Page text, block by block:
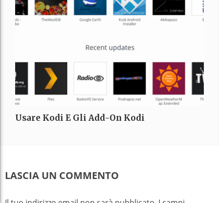
Usare Kodi E Gli Add-On Kodi
LASCIA UN COMMENTO